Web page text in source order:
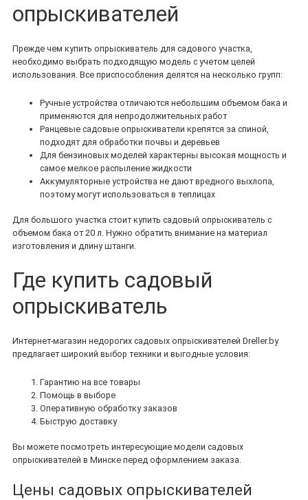
опрыскивателей
Прежде чем купить опрыскиватель для садового участка,
необходимо выбрать подходящую модель с учетом целей
использования. Все приспособления делятся на несколько групп:
Ручные устройства отличаются небольшим объемом бака и
применяются для непродолжительных работ
Ранцевые садовые опрыскиватели крепятся за спиной,
подходят для обработки почвы и деревьев
Для бензиновых моделей характерны высокая мощность и
самое мелкое распыление жидкости
Аккумуляторные устройства не дают вредного выхлопа,
поэтому могут использоваться в теплицах
Для большого участка стоит купить садовый опрыскиватель с
объемом бака от 20 л. Нужно обратить внимание на материал
изготовления и длину штанги.
Где купить садовый
опрыскиватель
Интернет-магазин недорогих садовых опрыскивателей Dreller.by
предлагает широкий выбор техники и выгодные условия:
Гарантию на все товары
Помощь в выборе
Оперативную обработку заказов
Быструю доставку
Вы можете посмотреть интересующие модели садовых
опрыскивателей в Минске перед оформлением заказа.
Цены садовых опрыскивателей